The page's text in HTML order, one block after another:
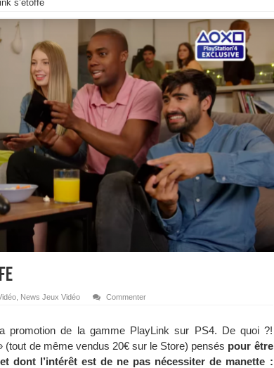
s’étoffe
, News Jeux Vidéo Commenter
promotion de la gamme PlayLink sur PS4. De quoi ?!
(tout de même vendus 20€ sur le Store) pensés pour être
dont l’intérêt est de ne pas nécessiter de manette :